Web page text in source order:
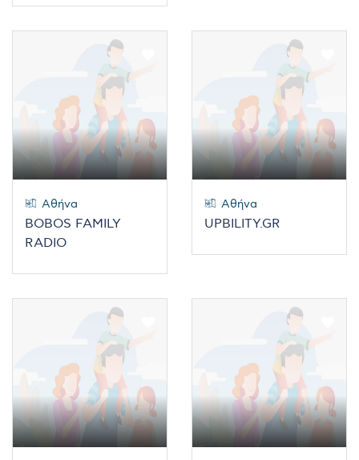
Αθήνα
BOBOS FAMILY
RADIO
Αθήνα
UPBILITY.GR